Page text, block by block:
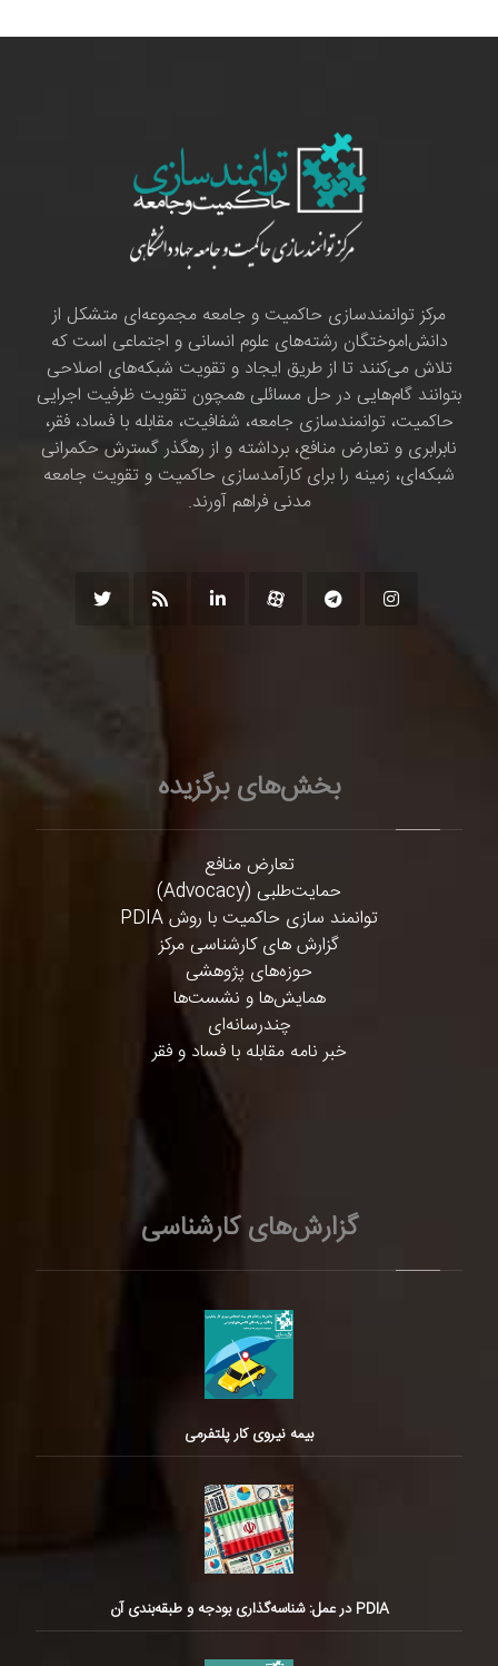
مرکز توانمندسازی حاکمیت و جامعه مجموعه‌ای متشکل از
دانش‌اموختگان رشته‌های علوم انسانی و اجتماعی است که
تلاش می‌کنند تا از طریق ایجاد و تقویت شبکه‌های اصلاحی
بتوانند گام‌هایی در حل مسائلی همچون تقویت ظرفیت اجرایی
حاکمیت، توانمندسازی جامعه، شفافیت، مقابله با فساد، فقر،
نابرابری و تعارض منافع، برداشته و از رهگذر گسترش حکمرانی
شبکه‌ای، زمینه را برای کارآمدسازی حاکمیت و تقویت جامعه
مدنی فراهم آورند.
بخش‌های برگزیده
تعارض منافع
حمایت‌طلبی (Advocacy)
توانمند سازی حاکمیت با روش PDIA
گزارش های کارشناسی مرکز
حوزه‌های پژوهشی
همایش‌ها و نشست‌ها
چندرسانه‌ای
خبر نامه مقابله با فساد و فقر
گزارش‌های کارشناسی
بیمه نیروی کار پلتفرمی
PDIA در عمل: شناسه‌گذاری بودجه و طبقه‌بندی آن